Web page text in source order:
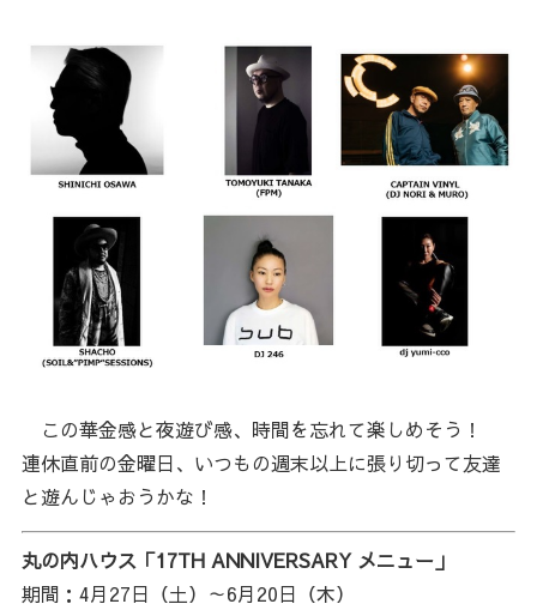
この華金感と夜遊び感、時間を忘れて楽しめそう！
連休直前の金曜日、いつもの週末以上に張り切って友達
と遊んじゃおうかな！
丸の内ハウス「17TH ANNIVERSARY メニュー」
期間：4月27日（土）～6月20日（木）